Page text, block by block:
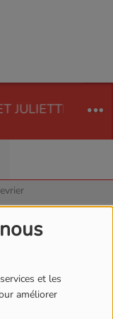
et les
améliorer
JULIETTE -